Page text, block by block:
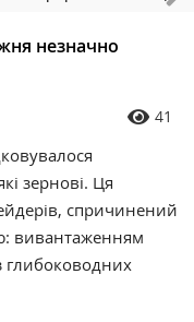
незначно
41
зернові. Ця
спричинений
вивантаженням
глибоководних